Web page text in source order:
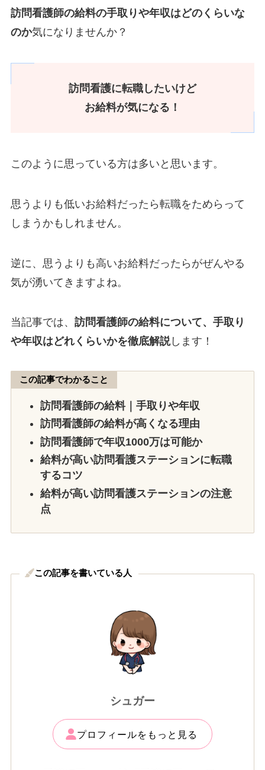
訪問看護師の給料の手取りや年収はどのくらいな
のか気になりませんか？
訪問看護に転職したいけど
お給料が気になる！
このように思っている方は多いと思います。
思うよりも低いお給料だったら転職をためらって
しまうかもしれません。
逆に、思うよりも高いお給料だったらがぜんやる
気が湧いてきますよね。
当記事では、 訪問看護師の給料について、手取り
や年収はどれくらいかを徹底解説します！
この記事でわかること
訪問看護師の給料｜手取りや年収
訪問看護師の給料が高くなる理由
訪問看護師で年収1000万は可能か
給料が高い訪問看護ステーションに転職
するコツ
給料が高い訪問看護ステーションの注意
点
この記事を書いている人
シュガー
プロフィールをもっと見る